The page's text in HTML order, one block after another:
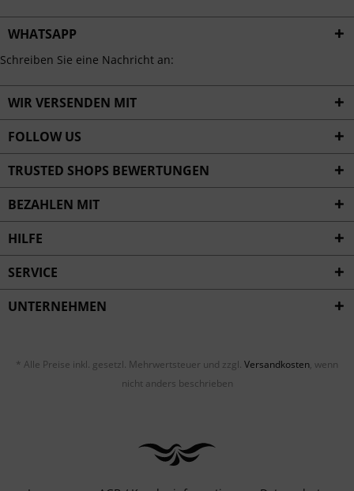
WHATSAPP
Schreiben Sie eine Nachricht an:
WIR VERSENDEN MIT
FOLLOW US
TRUSTED SHOPS BEWERTUNGEN
BEZAHLEN MIT
HILFE
SERVICE
UNTERNEHMEN
* Alle Preise inkl. gesetzl. Mehrwertsteuer und zzgl. Versandkosten, wenn
nicht anders beschrieben